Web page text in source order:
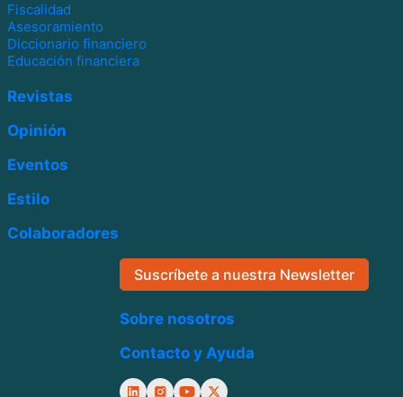
Fiscalidad
Asesoramiento
Diccionario financiero
Educación financiera
Revistas
Opinión
Eventos
Estilo
Colaboradores
Suscríbete a nuestra Newsletter
Sobre nosotros
Contacto y Ayuda